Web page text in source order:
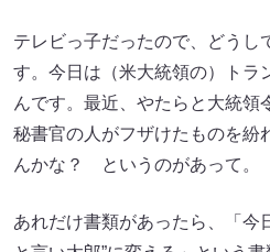
テレビっ子だったので、どうし
す。今日は（米大統領の）トラ
んです。最近、やたらと大統領
秘書官の人がフザけたものを紛
んかな？ というのがあって。
あれだけ書類があったら、「今